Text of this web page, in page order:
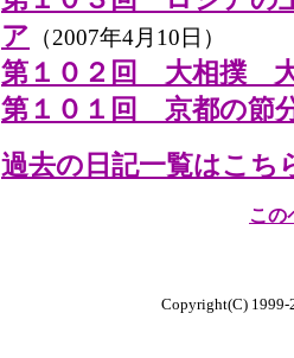
ア （2007年4月10日）
第１０２回 大相撲
第１０１回 京都の節
過去の日記一覧はこち
この
Copyright(C) 1999-